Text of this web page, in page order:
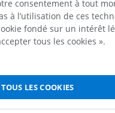
lobe droit.
La définition est incorrecte/
consentement à tout
à l’utilisation de ces
fondé sur un intérêt
tous les cookies ».
LES COOKIES